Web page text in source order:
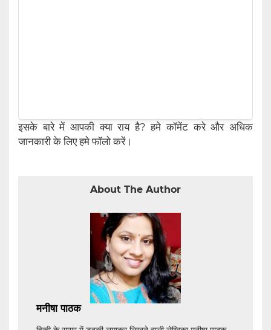
इसके बारे में आपकी क्या राय है? हमे कॉमेंट करे और अधिक
जानकारी के लिए हमे फॉलो करें।
About The Author
मनीषा पाठक